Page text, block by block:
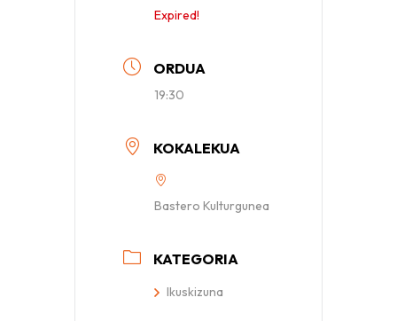
Expired!
ORDUA
19:30
KOKALEKUA
Bastero Kulturgunea
KATEGORIA
Ikuskizuna